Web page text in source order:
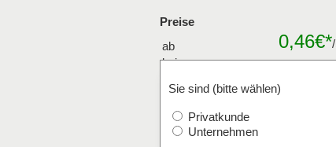
Preise
Sie sind (bitte wählen)
Privatkunde
Unternehmen
ab 0,46€*
bei
Stk.